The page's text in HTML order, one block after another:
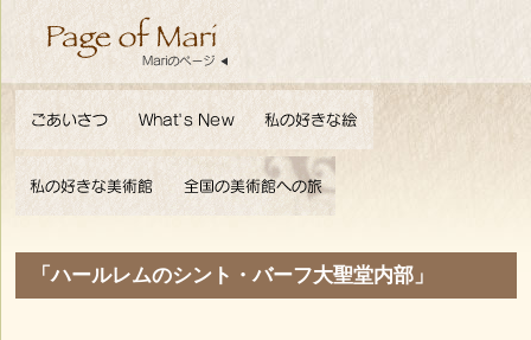
「ハールレムのシント・バーフ大聖堂内部」